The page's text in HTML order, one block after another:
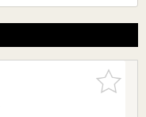
お気に入
りに追加